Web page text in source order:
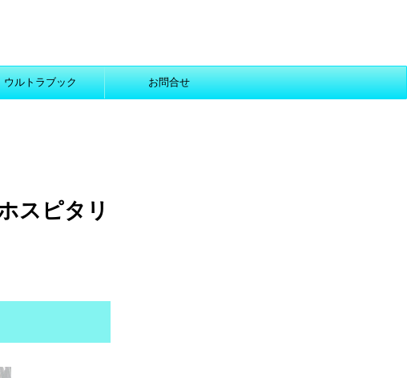
ウルトラブック お問合せ
スピタリ